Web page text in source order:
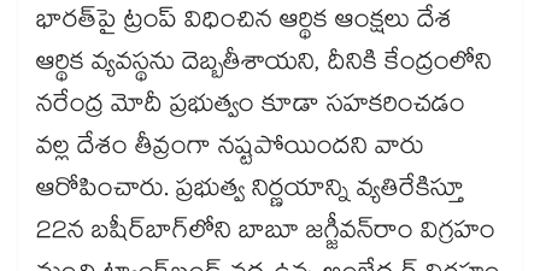
భారత్‌‌‌‌పై ట్రంప్ విధించిన ఆర్థిక ఆంక్షలు దేశ
ఆర్థిక వ్యవస్థను దెబ్బతీశాయని, దీనికి కేంద్రంలోని
నరేంద్ర మోదీ ప్రభుత్వం కూడా సహకరించడం
వల్ల దేశం తీవ్రంగా నష్టపోయిందని వారు
ఆరోపించారు. ప్రభుత్వ నిర్ణయాన్ని వ్యతిరేకిస్తూ
22న బషీర్‌‌‌‌బాగ్‌‌‌‌లోని బాబూ జగ్జీవన్‌‌‌‌రాం విగ్రహం